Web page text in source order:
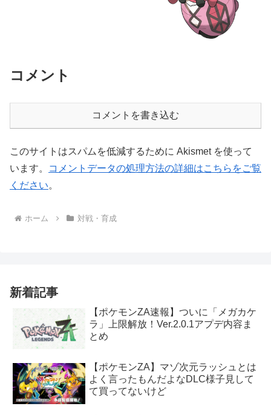
コメント
コメントを書き込む
このサイトはスパムを低減するために Akismet を使って
います。
コメントデータの処理方法の詳細はこちらをご覧
ください。
ホーム 対戦・育成
新着記事
【ポケモンZA速報】ついに「メガカケ
ラ」上限解放！Ver.2.0.1アプデ内容ま
とめ
【ポケモンZA】マゾ次元ラッシュとは
よく言ったもんだよなDLC様子見して
て買ってないけど